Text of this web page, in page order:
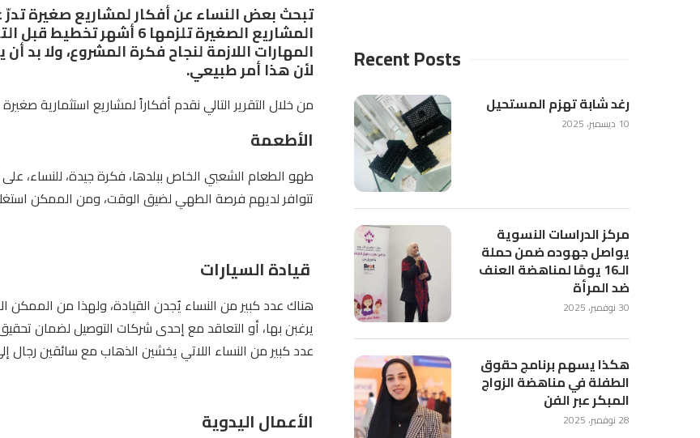
تبحث بعض النساء عن أفكار لمشاريع صغيرة
المشاريع الصغيرة تلزمها
المهارات اللازمة لنجاح فكرة المشروع، ولا بد
لأن هذا أمر طبيعي.
من خلال التقرير التالي نقدم أفكاراً لمشاريع استثمارية
الأطعمة
طهو الطعام الشعبي الخاص ببلدها، فكرة جيدة، للنساء،
تتوافر لديهم فرصة الطهي لضيق الوقت، ومن الممكن
قيادة السيارات
هناك عدد كبير من النساء يُجدن القيادة، ولهذا من الممكن
يرغبن بها، أو التعاقد مع إحدى شركات التوصيل لضمان
عدد كبير من النساء اللاتي يخشين الذهاب مع سائقين رجال
الأعمال اليدوية
Recent Posts
رغد شابة تهزم المستحيل
10 ديسمبر، 2025
مركز الدراسات النسوية
يواصل جهوده ضمن حملة
الـ16 يومًا لمناهضة العنف
ضد المرأة
30 نوفمبر، 2025
هكذا يسهم برنامج حقوق
الطفلة في مناهضة الزواج
المبكر عبر الفن
28 نوفمبر، 2025